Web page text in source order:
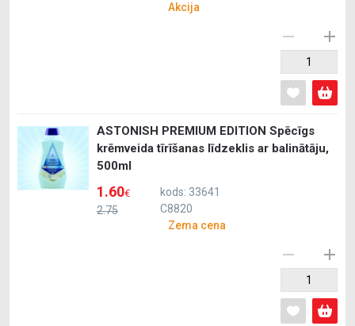
Akcija
ASTONISH PREMIUM EDITION Spēcīgs
krēmveida tīrīšanas līdzeklis ar balinātāju,
500ml
2.75
1.60€
kods: 33641
C8820
Zema cena